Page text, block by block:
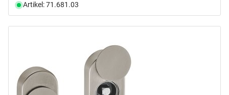
Artikel: 71.681.03